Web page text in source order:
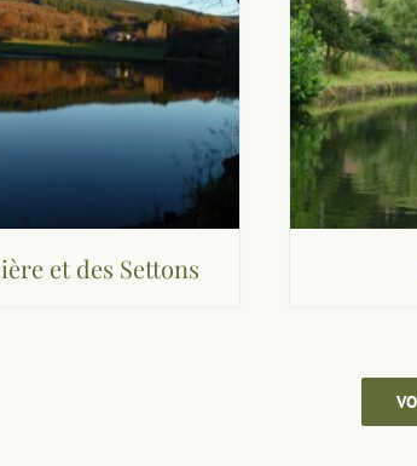
et des Settons